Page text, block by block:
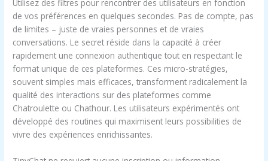
Utilisez des filtres pour rencontrer des utilisateurs en fonction
de vos préférences en quelques secondes. Pas de compte, pas
de limites – juste de vraies personnes et de vraies
conversations. Le secret réside dans la capacité à créer
rapidement une connexion authentique tout en respectant le
format unique de ces plateformes. Ces micro-stratégies,
souvent simples mais efficaces, transforment radicalement la
qualité des interactions sur des plateformes comme
Chatroulette ou Chathour. Les utilisateurs expérimentés ont
développé des routines qui maximisent leurs possibilities de
vivre des expériences enrichissantes.